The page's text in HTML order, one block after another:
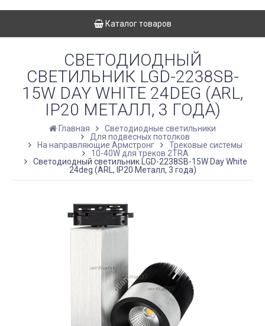
Каталог товаров
СВЕТОДИОДНЫЙ
СВЕТИЛЬНИК LGD-2238SB-
15W DAY WHITE 24DEG (ARL,
IP20 МЕТАЛЛ, 3 ГОДА)
Главная
Светодиодные светильники
Для подвесных потолков
На направляющие Армстронг
Трековые системы
10-40W для треков 2TRA
Светодиодный светильник LGD-2238SB-15W Day White
24deg (ARL, IP20 Металл, 3 года)